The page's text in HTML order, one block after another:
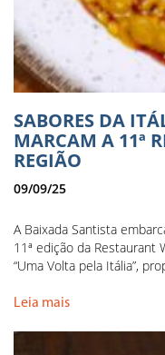
SABORES DA
MARCAM A 11ª
REGIÃO
09/09/25
A Baixada Santista
11ª edição da Restaurant
“Uma Volta pela Itália”,
Leia mais